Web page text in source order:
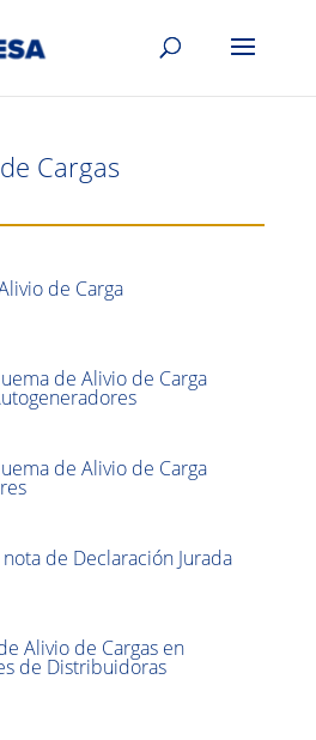
Cargas
de Carga
de Alivio de Carga
de Alivio de Carga
de Declaración Jurada
Alivio de Cargas en
de Distribuidoras